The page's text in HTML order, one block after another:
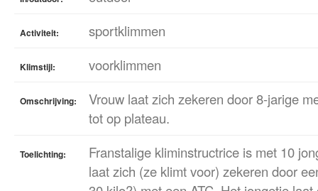
Activiteit: sportklimmen
Klimstijl: voorklimmen
Omschrijving:
Vrouw laat zich zekeren door 8-jarige
tot op plateau.
Toelichting:
Franstalige kliminstructrice is met 10
laat zich (ze klimt voor) zekeren door